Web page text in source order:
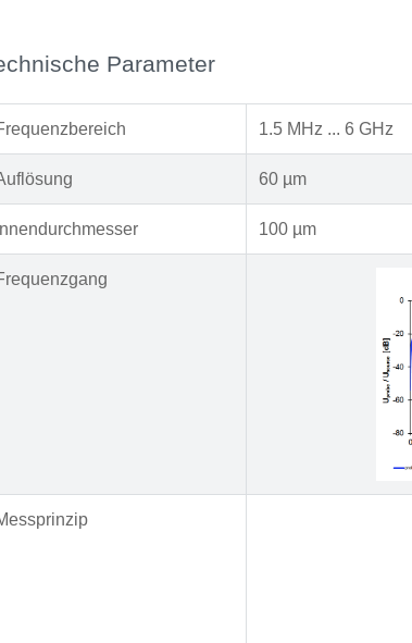
Parameter
1.5 MHz ... 6 GHz
60 µm
Innendurchmesser 100 µm